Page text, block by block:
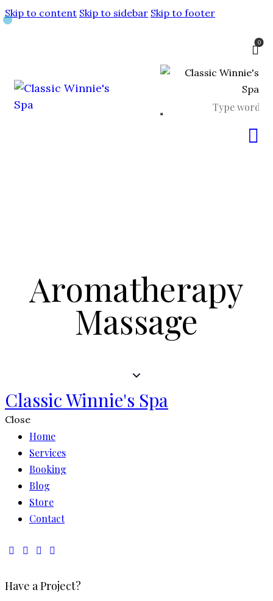
Skip to content Skip to sidebar Skip to footer
0
Aromatherapy
Massage
Classic Winnie's Spa
Close
Home
Services
Booking
Blog
Store
Contact
Have a Project?